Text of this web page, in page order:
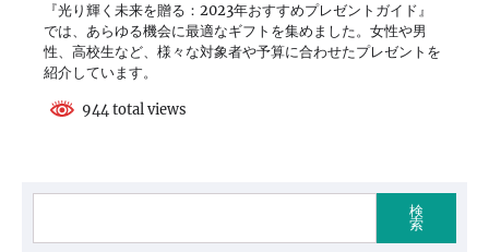
『光り輝く未来を贈る：2023年おすすめプレゼントガイド』
では、あらゆる機会に最適なギフトを集めました。女性や男
性、高校生など、様々な対象者や予算に合わせたプレゼントを
紹介しています。
944 total views
検
索